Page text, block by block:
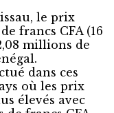
le prix
francs CFA (16
millions de
dans ces
où les prix
élevés avec